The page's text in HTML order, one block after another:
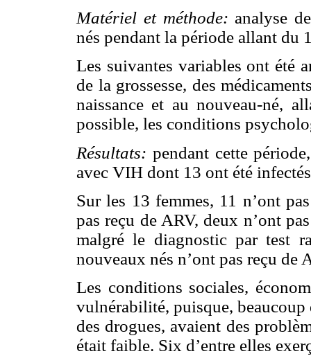
Matériel et méthode: analyse
nés pendant la période allant du
Les suivantes variables ont été
de la grossesse, des
naissance et au nouveau-né,
possible, les conditions
Résultats: pendant cette
avec VIH dont 13 ont été
Sur les 13 femmes, 11 n’ont
pas reçu de ARV, deux n’ont
malgré le diagnostic par test
nouveaux nés n’ont pas reçu de
Les conditions sociales,
vulnérabilité, puisque, beaucoup
des drogues, avaient des
était faible. Six d’entre elles